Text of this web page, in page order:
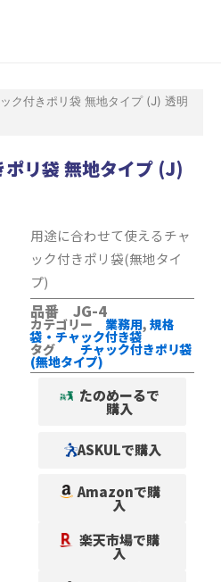
付きポリ袋 無地タイプ (J) 透明
リ袋 無地タイプ (J)
用途に合わせて使えるチャ
ック付きポリ袋(無地タイ
プ)
品番 JG-4
カテゴリー 業務用, 規格
袋・チャック付き袋
タグ チャック付きポリ袋
(無地タイプ)
たのめーるで
購入
ASKULで購入
Amazonで購
入
楽天市場で購
入